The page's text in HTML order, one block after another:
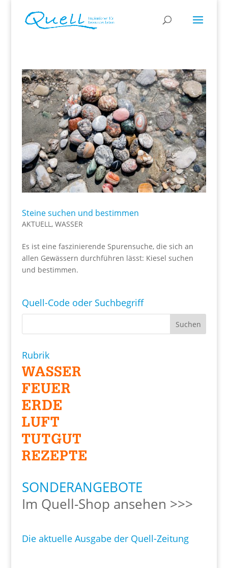
Steine suchen und bestimmen
AKTUELL, WASSER
Es ist eine faszinierende Spurensuche, die sich an
allen Gewässern durchführen lässt: Kiesel suchen
und bestimmen.
Quell-Code oder Suchbegriff
Rubrik
SONDERANGEBOTE
Im Quell-Shop ansehen >>>
Die aktuelle Ausgabe der Quell-Zeitung